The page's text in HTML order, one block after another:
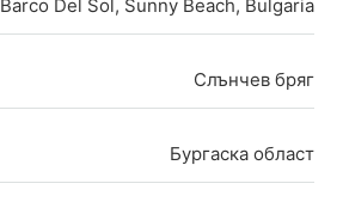
Barco Del Sol, Sunny Beach, Bulgaria
Слънчев бряг
Бургаска област